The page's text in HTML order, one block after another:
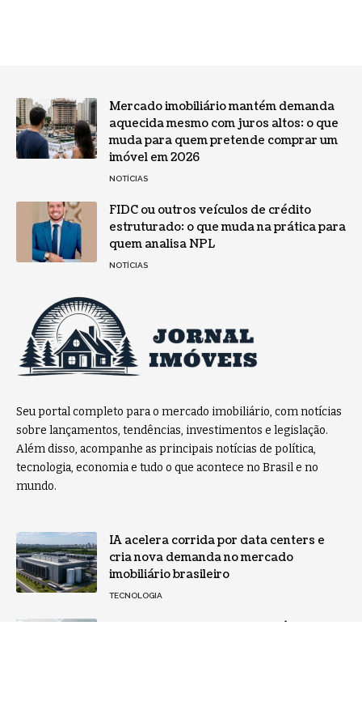
Mercado imobiliário mantém demanda
aquecida mesmo com juros altos: o que
muda para quem pretende comprar um
imóvel em 2026
NOTÍCIAS
FIDC ou outros veículos de crédito
estruturado: o que muda na prática para
quem analisa NPL
NOTÍCIAS
Seu portal completo para o mercado imobiliário, com notícias
sobre lançamentos, tendências, investimentos e legislação.
Além disso, acompanhe as principais notícias de política,
tecnologia, economia e tudo o que acontece no Brasil e no
mundo.
IA acelera corrida por data centers e
cria nova demanda no mercado
imobiliário brasileiro
TECNOLOGIA
Entenda como integrar inteligência